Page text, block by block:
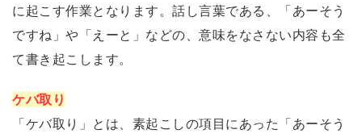
に起こす作業となります。話し言葉である、「あーそう
ですね」や「えーと」などの、意味をなさない内容も全
て書き起こします。
ケバ取り
「ケバ取り」とは、素起こしの項目にあった「あーそう